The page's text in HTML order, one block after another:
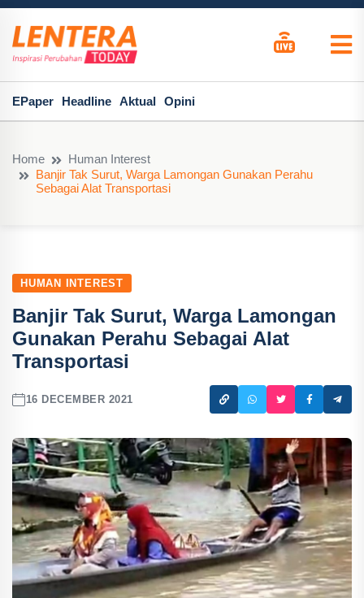
EPaper Headline Aktual Opini
Home
Human Interest
Banjir Tak Surut, Warga Lamongan Gunakan Perahu
Sebagai Alat Transportasi
HUMAN INTEREST
Banjir Tak Surut, Warga Lamongan
Gunakan Perahu Sebagai Alat
Transportasi
16 DECEMBER 2021